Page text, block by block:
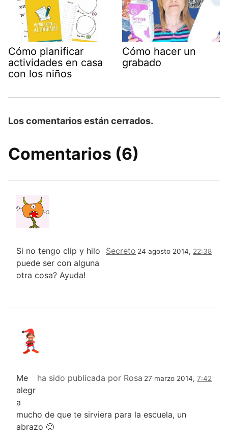
Cómo planificar
actividades en casa
con los niños
Cómo hacer un
grabado
Los comentarios están cerrados.
Comentarios (6)
Secreto 24 agosto 2014, 22:38
Si no tengo clip y hilo
puede ser con alguna
otra cosa? Ayuda!
ha sido publicada por Rosa 27 marzo 2014, 7:42
Me
alegr
a
mucho de que te sirviera para la escuela, un
abrazo 🙂